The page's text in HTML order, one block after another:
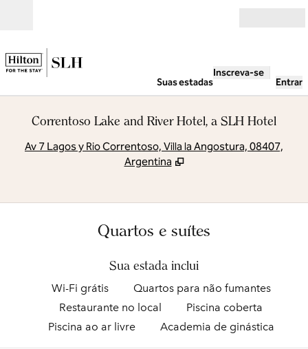
Suas estadas
Inscreva-se
Entrar
Correntoso Lake and River Hotel, a SLH Hotel
Av 7 Lagos y Rio Correntoso, Villa la Angostura, 08407,
Argentina
Quartos e suítes
Sua estada inclui
Wi-Fi grátis
Quartos para não fumantes
Restaurante no local
Piscina coberta
Piscina ao ar livre
Academia de ginástica